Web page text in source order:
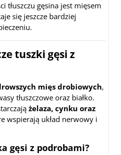
tłuszczu gęsina jest mięsem
się jeszcze bardziej
tuszki gęsi z
mięs drobiowych,
tłuszczowe oraz białko.
żelaza, cynku oraz
wspierają układ nerwowy i
gęsi z podrobami?